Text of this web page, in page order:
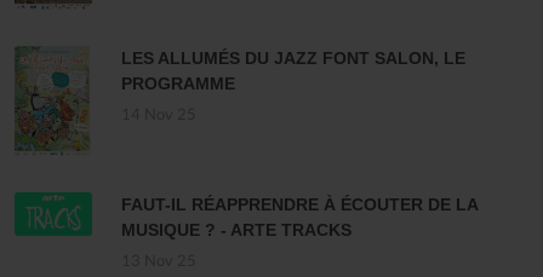
LES ALLUMÉS DU JAZZ FONT SALON, LE
PROGRAMME
FAUT-IL RÉAPPRENDRE À ÉCOUTER DE LA
MUSIQUE ? - ARTE TRACKS